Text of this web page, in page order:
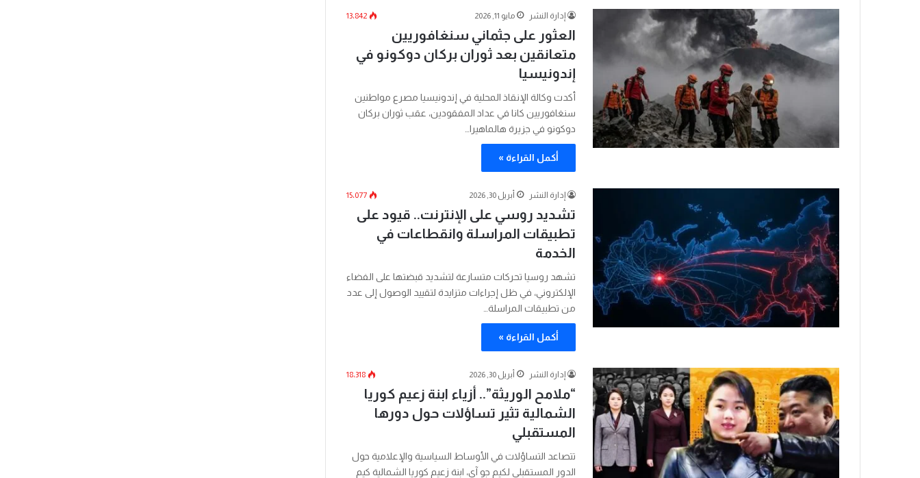
إدارة النشر مايو 11, 2026 13٬842
العثور على جثماني سنغافوريين
متعانقين بعد ثوران بركان دوكونو في
إندونيسيا
أكدت وكالة الإنقاذ المحلية في إندونيسيا مصرع مواطنين
سنغافوريين كانا في عداد المفقودين، عقب ثوران بركان
دوكونو في جزيرة هالماهيرا…
أكمل القراءة »
إدارة النشر أبريل 30, 2026 15٬077
تشديد روسي على الإنترنت.. قيود على
تطبيقات المراسلة وانقطاعات في
الخدمة
تشهد روسيا تحركات متسارعة لتشديد قبضتها على الفضاء
الإلكتروني، في ظل إجراءات متزايدة لتقييد الوصول إلى عدد
من تطبيقات المراسلة…
أكمل القراءة »
إدارة النشر أبريل 30, 2026 18٬318
“ملامح الوريثة”.. أزياء ابنة زعيم كوريا
الشمالية تثير تساؤلات حول دورها
المستقبلي
تتصاعد التساؤلات في الأوساط السياسية والإعلامية حول
الدور المستقبلي لكيم جو آي، ابنة زعيم كوريا الشمالية كيم